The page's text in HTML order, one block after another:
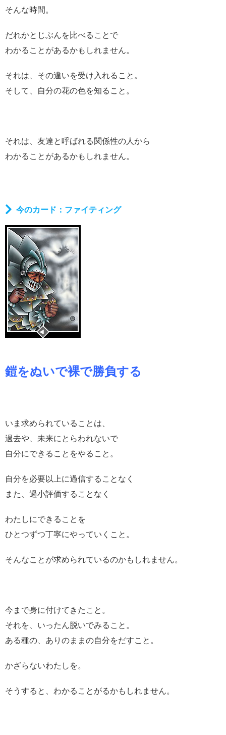
そんな時間。
だれかとじぶんを比べることで
わかることがあるかもしれません。
それは、その違いを受け入れること。
そして、自分の花の色を知ること。
それは、友達と呼ばれる関係性の人から
わかることがあるかもしれません。
今のカード：ファイティング
鎧をぬいで裸で勝負する
いま求められていることは、
過去や、未来にとらわれないで
自分にできることをやること。
自分を必要以上に過信することなく
また、過小評価することなく
わたしにできることを
ひとつずつ丁寧にやっていくこと。
そんなことが求められているのかもしれません。
今まで身に付けてきたこと。
それを、いったん脱いでみること。
ある種の、ありのままの自分をだすこと。
かざらないわたしを。
そうすると、わかることがるかもしれません。